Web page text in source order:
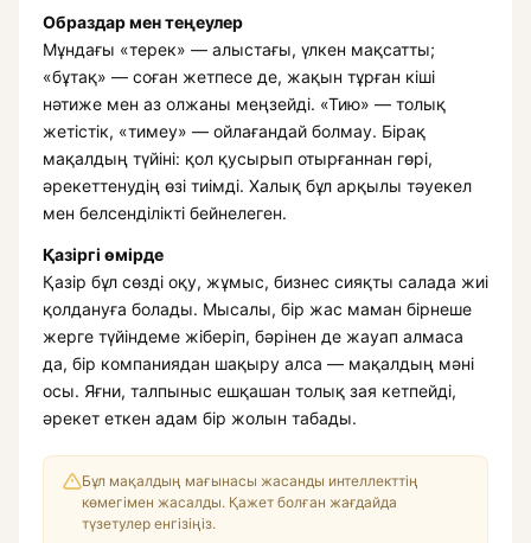
Образдар мен теңеулер
Мұндағы «терек» — алыстағы, үлкен мақсатты;
«бұтақ» — соған жетпесе де, жақын тұрған кіші
нәтиже мен аз олжаны меңзейді. «Тию» — толық
жетістік, «тимеу» — ойлағандай болмау. Бірақ
мақалдың түйіні: қол қусырып отырғаннан гөрі,
әрекеттенудің өзі тиімді. Халық бұл арқылы тәуекел
мен белсенділікті бейнелеген.
Қазіргі өмірде
Қазір бұл сөзді оқу, жұмыс, бизнес сияқты салада жиі
қолдануға болады. Мысалы, бір жас маман бірнеше
жерге түйіндеме жіберіп, бәрінен де жауап алмаса
да, бір компаниядан шақыру алса — мақалдың мәні
осы. Яғни, талпыныс ешқашан толық зая кетпейді,
әрекет еткен адам бір жолын табады.
Бұл мақалдың мағынасы жасанды интеллекттің
көмегімен жасалды. Қажет болған жағдайда
түзетулер енгізіңіз.